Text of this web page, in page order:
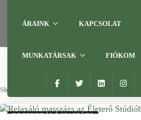
ÁRAINK KAPCSOLAT
MUNKATÁRSAK FIÓKOM
Showing: 1 RESULTS
REGENERÁLÓ MASZÁZS